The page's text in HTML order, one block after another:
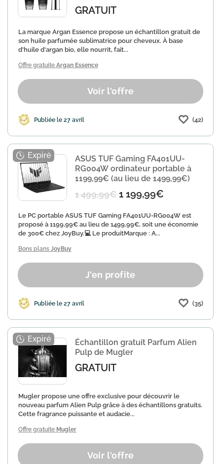
GRATUIT
La marque Argan Essence propose un échantillon gratuit de
son huile parfumée sublimatrice pour cheveux. À base
d'huile d'argan bio, elle nourrit, fait...
Offre gratuite Argan Essence
Voir l'offre
Publiée le 27 avril (42)
ASUS TUF Gaming FA401UU-
RG004W ordinateur portable à
1199,99€ (au lieu de 1499,99€)
1 499,99€ 1 199,99€
Le PC portable ASUS TUF Gaming FA401UU-RG004W est
proposé à 1199,99€ au lieu de 1499,99€, soit une économie
de 300€ chez JoyBuy.💻 Le produitMarque : A...
Bons plans JoyBuy
J'en profite
Publiée le 27 avril (35)
Échantillon gratuit Parfum Alien
Pulp de Mugler
GRATUIT
Mugler propose une offre exclusive pour découvrir le
nouveau parfum Alien Pulp grâce à des échantillons gratuits.
Cette fragrance puissante et audacie...
Offre gratuite Mugler
Voir l'offre